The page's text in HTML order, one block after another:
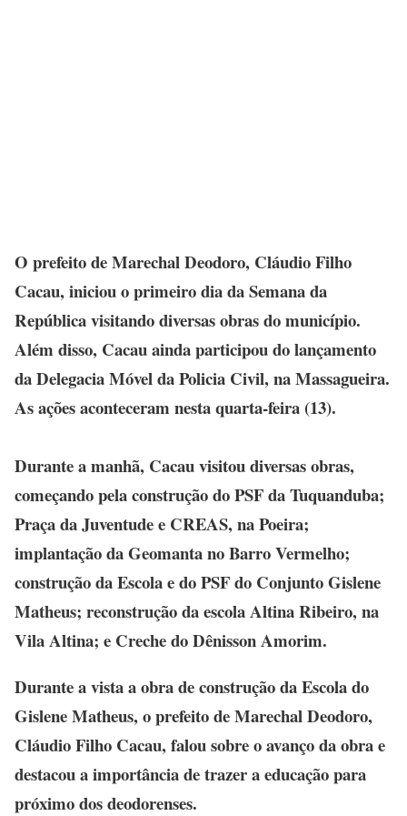
O prefeito de Marechal Deodoro, Cláudio Filho
Cacau, iniciou o primeiro dia da Semana da
República visitando diversas obras do município.
Além disso, Cacau ainda participou do lançamento
da Delegacia Móvel da Policia Civil, na Massagueira.
As ações aconteceram nesta quarta-feira (13).
Durante a manhã, Cacau visitou diversas obras,
começando pela construção do PSF da Tuquanduba;
Praça da Juventude e CREAS, na Poeira;
implantação da Geomanta no Barro Vermelho;
construção da Escola e do PSF do Conjunto Gislene
Matheus; reconstrução da escola Altina Ribeiro, na
Vila Altina; e Creche do Dênisson Amorim.
Durante a vista a obra de construção da Escola do
Gislene Matheus, o prefeito de Marechal Deodoro,
Cláudio Filho Cacau, falou sobre o avanço da obra e
destacou a importância de trazer a educação para
próximo dos deodorenses.